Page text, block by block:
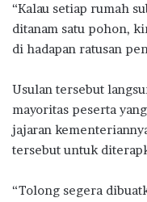
“Kalau setiap rumah
ditanam satu pohon,
di hadapan ratusan
Usulan tersebut
mayoritas peserta
jajaran
tersebut untuk
“Tolong segera